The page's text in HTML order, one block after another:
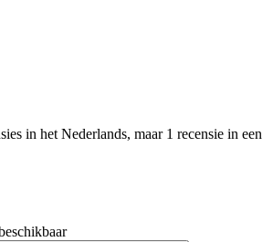
in het Nederlands, maar 1 recensie in een